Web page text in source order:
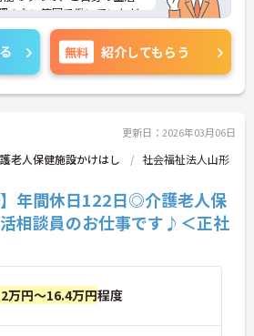
のない範囲で働いていただ
対策ポイントなど、さら
すのでお気軽にご相談くだ
無料 紹介してもらう
更新日：2026年03月06日
老人保健施設かけはし
社会福祉法人山形
】年間休日122日◎介護老人保
相談員のお仕事です♪＜正社
万円～16.4万円程度